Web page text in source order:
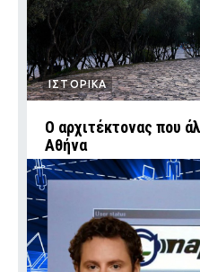
ΙΣΤΟΡΙΚΑ
Ο αρχιτέκτονας που
Αθήνα